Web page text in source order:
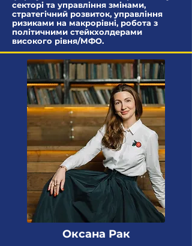
секторі та управління змінами,
стратегічний розвиток, управління
ризиками на макрорівні, робота з
політичними стейкхолдерами
високого рівня/МФО.
Оксана Рак